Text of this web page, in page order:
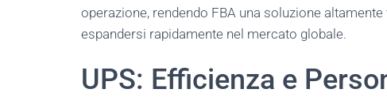
operazione, rendendo FBA una soluzione
espandersi rapidamente nel mercato globale.
UPS: Efficienza e